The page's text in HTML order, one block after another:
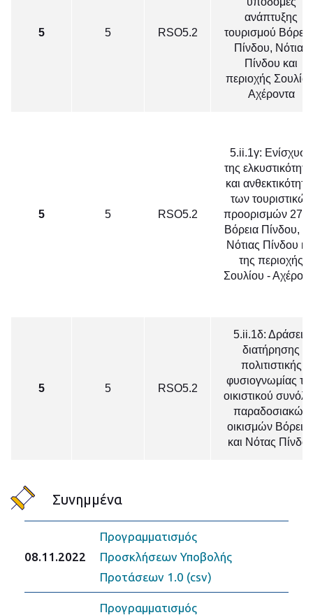
5 5 RSO5.2
ανάπτυξης
τουρισμού
Πίνδου, Νότιας
Πίνδου και
περιοχής Σουλίου
Αχέροντα
5 5 RSO5.2
5.ii.1γ: Ενίσχυση
της
και
των τουριστικών
προορισμών
Βόρεια Πίνδου,
Νότιας Πίνδου
της περιοχής
Σουλίου -
5 5 RSO5.2
5.ii.1δ: Δράσεις
διατήρησης
πολιτιστικής
φυσιογνωμίας
οικιστικού
παραδοσιακών
οικισμών
και Νότας
Συνημμένα
08.11.2022
Προγραμματισμός
Προσκλήσεων Υποβολής
Προτάσεων 1.0 (csv)
Προγραμματισμός